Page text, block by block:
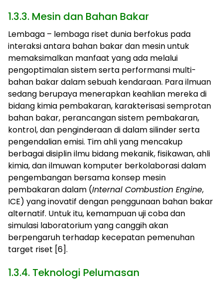
1.3.3. Mesin dan Bahan Bakar
Lembaga – lembaga riset dunia berfokus pada
interaksi antara bahan bakar dan mesin untuk
memaksimalkan manfaat yang ada melalui
pengoptimalan sistem serta performansi multi-
bahan bakar dalam sebuah kendaraan. Para ilmuan
sedang berupaya menerapkan keahlian mereka di
bidang kimia pembakaran, karakterisasi semprotan
bahan bakar, perancangan sistem pembakaran,
kontrol, dan penginderaan di dalam silinder serta
pengendalian emisi. Tim ahli yang mencakup
berbagai disiplin ilmu bidang mekanik, fisikawan, ahli
kimia, dan ilmuwan komputer berkolaborasi dalam
pengembangan bersama konsep mesin
pembakaran dalam (Internal Combustion Engine,
ICE) yang inovatif dengan penggunaan bahan bakar
alternatif. Untuk itu, kemampuan uji coba dan
simulasi laboratorium yang canggih akan
berpengaruh terhadap kecepatan pemenuhan
target riset [6].
1.3.4. Teknologi Pelumasan